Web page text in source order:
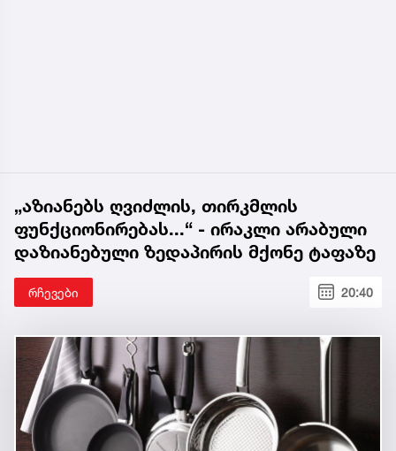
„აზიანებს ღვიძლის, თირკმლის
ფუნქციონირებას...“ - ირაკლი არაბული
დაზიანებული ზედაპირის მქონე ტაფაზე
რჩევები 20:40